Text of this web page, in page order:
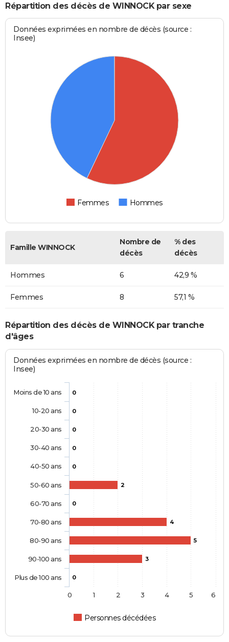
Répartition des décès de WINNOCK par sexe
Données exprimées en nombre de décès (source :
Insee)
Femmes Hommes
Famille WINNOCK
Nombre de
décès
% des
décès
Hommes 6 42,9 %
Femmes 8 57,1 %
Répartition des décès de WINNOCK par tranche
d'âges
Données exprimées en nombre de décès (source :
Insee)
0
0
0
0
0
2
0
4
5
3
0
Personnes décédées
Moins de 10 ans
10-20 ans
20-30 ans
30-40 ans
40-50 ans
50-60 ans
60-70 ans
70-80 ans
80-90 ans
90-100 ans
Plus de 100 ans
0 1 2 3 4 5 6